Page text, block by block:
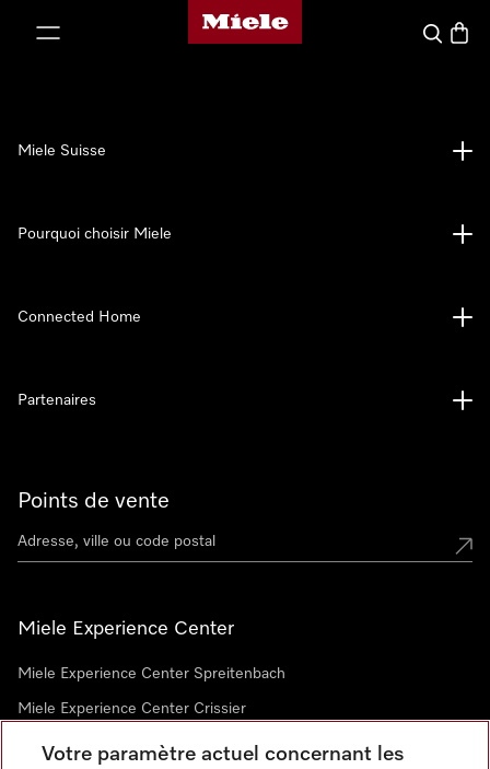
Page d'accueil de Miele
Search
Points de vente
Miele Experience Center
Miele Experience Center Spreitenbach
Miele Experience Center Crissier
Miele Suisse
Pourquoi choisir Miele
Connected Home
Partenaires
Votre paramètre actuel concernant les